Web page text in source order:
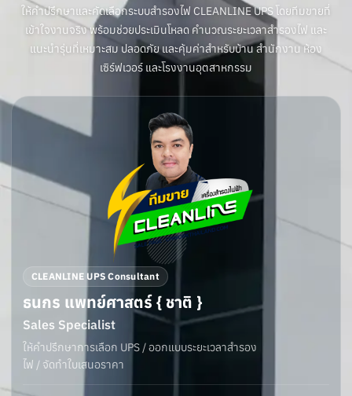
ให้คำปรึกษาและคัดเลือกระบบสำรองไฟ CLEANLINE UPS โดยทีมขายที่
เข้าใจงานจริง พร้อมช่วยประเมินโหลด คำนวณระยะเวลาสำรองไฟ และ
แนะนำรุ่นที่เหมาะสม ปลอดภัย และคุ้มค่าสำหรับบ้าน สำนักงาน ห้อง
เซิร์ฟเวอร์ และโรงงานอุตสาหกรรม
CLEANLINE UPS Consultant
ธนกร แพทย์ศาสตร์ { ชาติ }
Sales Specialist
ให้คำปรึกษาการเลือก UPS / ออกแบบระยะเวลาสำรอง
ไฟ / จัดทำใบเสนอราคา